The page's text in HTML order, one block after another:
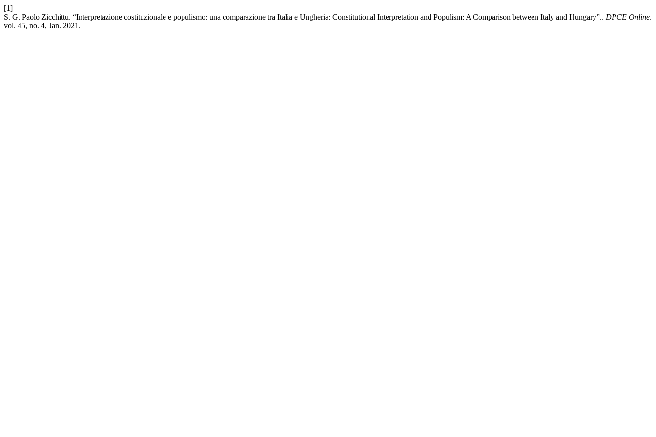
[1]
S. G. Paolo Zicchittu, “Interpretazione costituzionale e populismo: una comparazione tra Italia e Ungheria: Constitutional Interpretation and Populism: A Comparison between Italy and Hungary”., DPCE Online,
vol. 45, no. 4, Jan. 2021.